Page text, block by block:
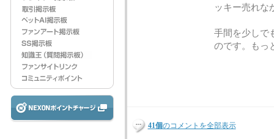
ッキー売れな
手間を少しで
のです。もっ
41個のコメントを全部表示